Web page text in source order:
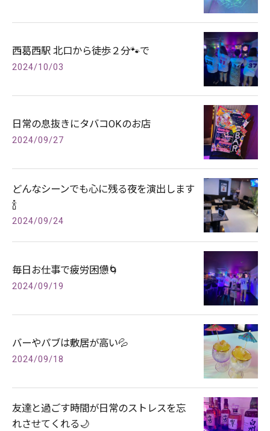
西葛西駅 北口から徒歩２分🐾で
2024/10/03
日常の息抜きにタバコOKのお店
2024/09/27
どんなシーンでも心に残る夜を演出します
🍾
2024/09/24
毎日お仕事で疲労困憊🌀
2024/09/19
バーやパブは敷居が高い💦
2024/09/18
友達と過ごす時間が日常のストレスを忘
れさせてくれる🌙